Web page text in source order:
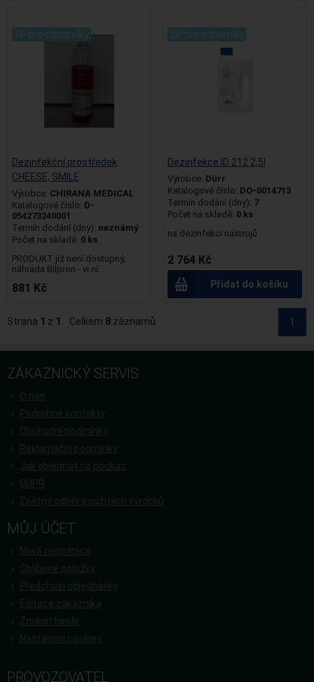
ZP pro odborníky
Dezinfekční prostředek
CHEESE, SMILE
Výrobce: CHIRANA MEDICAL
Katalogové číslo: D-
054273240001
Termín dodání (dny): neznámý
Počet na skladě: 0 ks
PRODUKT již není dostupný,
náhrada Bilpron - vi ní...
881 Kč
ZP pro odborníky
Dezinfekce ID 212 2,5l
Výrobce: Dürr
Katalogové číslo: DO-0014713
Termín dodání (dny): 7
Počet na skladě: 0 ks
na dezinfekci nástrojů
2 764 Kč
Přidat do košíku
Strana 1 z 1 Celkem 8 záznamů 1
ZÁKAZNICKÝ SERVIS
O nás
Podrobné kontakty
Obchodní podmínky
Reklamační podmínky
Jak objednat na poukaz
GDPR
Zpětný odběr použitých výrobků
MŮJ ÚČET
Nová registrace
Oblíbené položky
Předchozí objednávky
Editace zákazníka
Změnit heslo
Nastavení cookies
PROVOZOVATEL